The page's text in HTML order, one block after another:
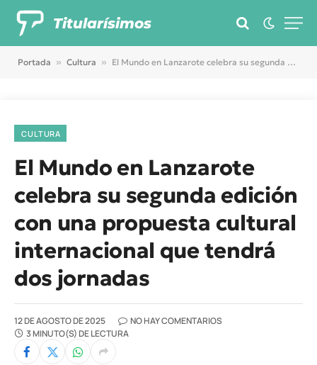
Titularísimos
Portada » Cultura » El Mundo en Lanzarote celebra su segunda edición con una propuesta cultural internacional que tendrá dos jornadas
CULTURA
El Mundo en Lanzarote
celebra su segunda edición
con una propuesta cultural
internacional que tendrá
dos jornadas
12 DE AGOSTO DE 2025
NO HAY COMENTARIOS
3 MINUTO(S) DE LECTURA